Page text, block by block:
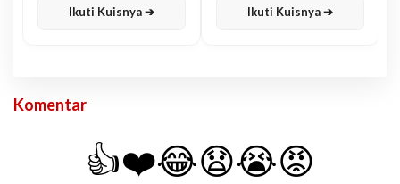
Ikuti Kuisnya ➔ Ikuti Kuisnya ➔
Komentar
👍❤️😂😧😭😡